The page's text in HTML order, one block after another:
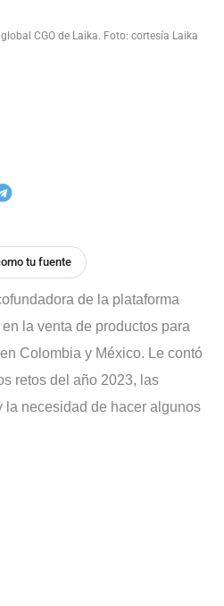
CGO de Laika. Foto: cortesía Laika
tu fuente
de la plataforma
la venta de productos para
Colombia y México. Le contó
retos del año 2023, las
la necesidad de hacer algunos